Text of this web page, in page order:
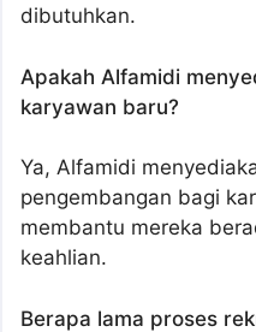
dibutuhkan.
Apakah Alfamidi
karyawan baru?
Ya, Alfamidi
pengembangan bagi
membantu mereka
keahlian.
Berapa lama proses